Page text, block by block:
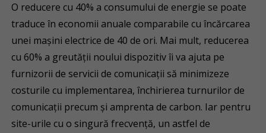
O reducere cu 40% a consumului de energie se poate
traduce în economii anuale comparabile cu încărcarea
unei mașini electrice de 40 de ori. Mai mult, reducerea
cu 60% a greutății noului dispozitiv îi va ajuta pe
furnizorii de servicii de comunicații să minimizeze
costurile cu implementarea, închirierea turnurilor de
comunicații precum și amprenta de carbon. Iar pentru
site-urile cu o singură frecvență, un astfel de